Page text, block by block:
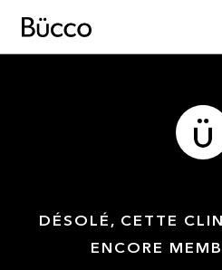
DÉSOLÉ, CETTE
ENCORE